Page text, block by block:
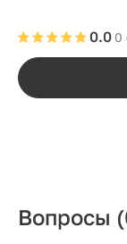
0
0.0
Вопросы